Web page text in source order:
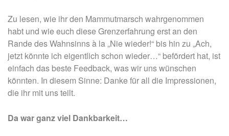
Zu lesen, wie ihr den Mammutmarsch wahrgenommen
habt und wie euch diese Grenzerfahrung erst an den
Rande des Wahnsinns à la „Nie wieder!“ bis hin zu „Ach,
jetzt könnte ich eigentlich schon wieder…“ befördert hat, ist
einfach das beste Feedback, was wir uns wünschen
könnten. In diesem Sinne: Danke für all die Impressionen,
die ihr mit uns teilt.
Da war ganz viel Dankbarkeit…